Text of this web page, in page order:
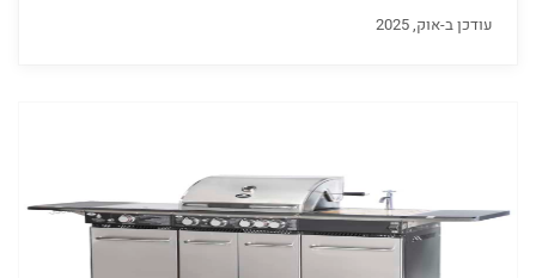
עודכן ב-אוק, 2025